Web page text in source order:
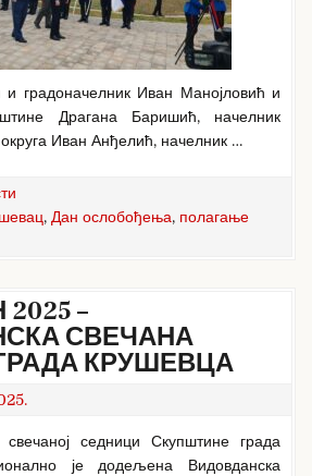
градоначелник Иван Манојловић и
Драгана Баришић, начелник
округа Иван Анђелић, начелник …
, Дан ослобођења, полагање
–
СВЕЧАНА
КРУШЕВЦА
седници Скупштине града
је додељена Видовданска